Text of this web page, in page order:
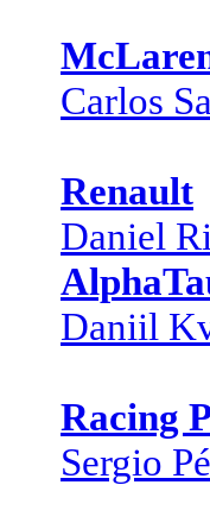
Carlos
Renault
Daniel
Daniil
Racing
Sergio